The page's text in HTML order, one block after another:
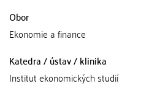
Obor
Ekonomie a finance
Katedra / ústav / klinika
Institut ekonomických studií